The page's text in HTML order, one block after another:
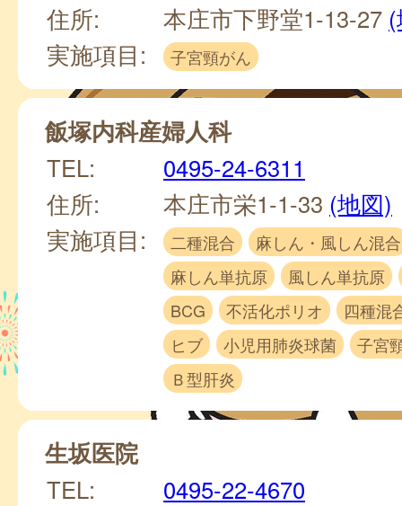
住所:
本庄市下野堂1-13-27
実施項目:
子宮頸がん
飯塚内科産婦人科
TEL:
0495-24-6311
住所:
本庄市栄1-1-33 (地図)
実施項目:
二種混合
麻しん・風しん混合
麻しん単抗原
風しん単抗原
BCG
不活化ポリオ
四種混
ヒブ
小児用肺炎球菌
子宮
Ｂ型肝炎
生坂医院
TEL:
0495-22-4670